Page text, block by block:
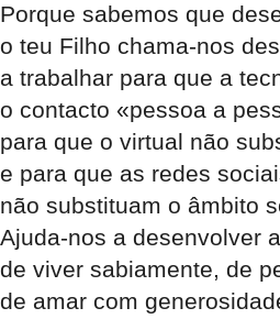
Porque sabemos que
o teu Filho chama-nos
a trabalhar para que a
o contacto «pessoa a
para que o virtual não
e para que as redes
não substituam o âmbito
Ajuda-nos a desenvolver
de viver sabiamente, de
de amar com